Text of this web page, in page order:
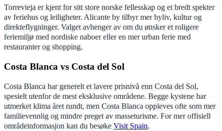
Torrevieja er kjent for sitt store norske fellesskap og et bredt spekter
av feriehus og leiligheter. Alicante by tilbyr mer byliv, kultur og
direkteflygninger. Valget avhenger av om du ønsker et roligere
feriemiljø med nordiske naboer eller en mer urban ferie med
restauranter og shopping.
Costa Blanca vs Costa del Sol
Costa Blanca har generelt et lavere prisnivå enn Costa del Sol,
spesielt utenfor de mest eksklusive områdene. Begge kystene har
utmerket klima året rundt, men Costa Blanca oppleves ofte som mer
familievennlig og mindre preget av masseturisme. For mer offisiell
områdeinformasjon kan du besøke Visit Spain.